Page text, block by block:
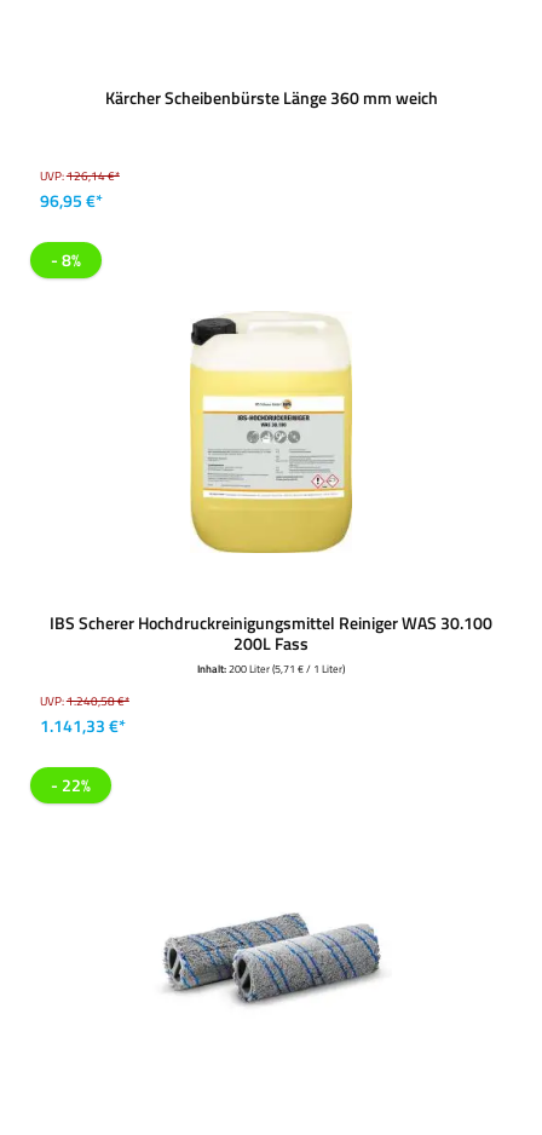
Kärcher Scheibenbürste Länge 360 mm weich
UVP:126,14 €*
96,95 €*
- 8%
IBS Scherer Hochdruckreinigungsmittel Reiniger WAS 30.100
200L Fass
Inhalt:200 Liter(5,71 € / 1 Liter)
UVP:1.240,58 €*
1.141,33 €*
- 22%